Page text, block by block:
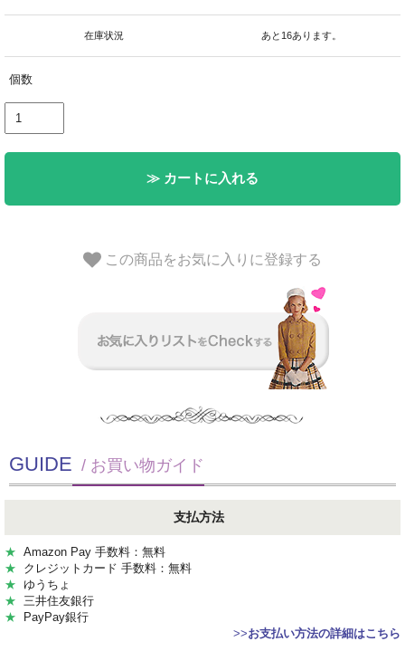
在庫状況 あと16あります。
個数
≫ カートに入れる
この商品をお気に入りに登録する
GUIDE / お買い物ガイド
支払方法
★ Amazon Pay 手数料：無料
★ クレジットカード 手数料：無料
★ ゆうちょ
★ 三井住友銀行
★ PayPay銀行
>>お支払い方法の詳細はこちら